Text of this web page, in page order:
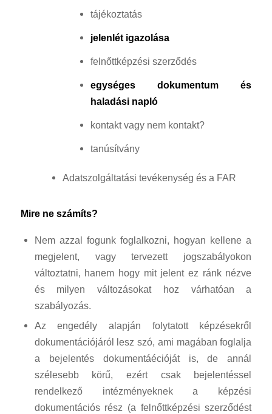
tájékoztatás
jelenlét igazolása
felnőttképzési szerződés
egységes dokumentum és
haladási napló
kontakt vagy nem kontakt?
tanúsítvány
Adatszolgáltatási tevékenység és a FAR
Mire ne számíts?
Nem azzal fogunk foglalkozni, hogyan kellene a
megjelent, vagy tervezett jogszabályokon
változtatni, hanem hogy mit jelent ez ránk nézve
és milyen változásokat hoz várhatóan a
szabályozás.
Az engedély alapján folytatott képzésekről
dokumentációjáról lesz szó, ami magában foglalja
a bejelentés dokumentáécióját is, de annál
szélesebb körű, ezért csak bejelentéssel
rendelkező intézményeknek a képzési
dokumentációs rész (a felnőttképzési szerződést